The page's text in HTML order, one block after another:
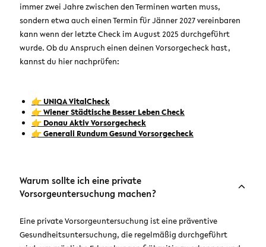
immer zwei Jahre zwischen den Terminen warten muss,
sondern etwa auch einen Termin für Jänner 2027 vereinbaren
kann wenn der letzte Check im August 2025 durchgeführt
wurde. Ob du Anspruch einen deinen Vorsorgecheck hast,
kannst du hier nachprüfen:
👉 UNIQA VitalCheck
👉 Wiener Städtische Besser Leben Check
👉 Donau Aktiv Vorsorgecheck
👉 Generali Rundum Gesund Vorsorgecheck
Warum sollte ich eine private
Vorsorgeuntersuchung machen?
Eine private Vorsorgeuntersuchung ist eine präventive
Gesundheitsuntersuchung, die regelmäßig durchgeführt